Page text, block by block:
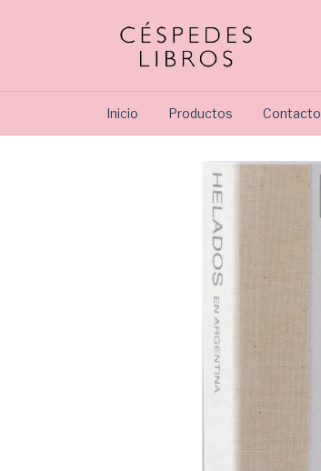
Inicio Productos Contacto